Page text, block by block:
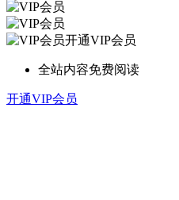
开通VIP会员
全站内容免费阅读
开通VIP会员